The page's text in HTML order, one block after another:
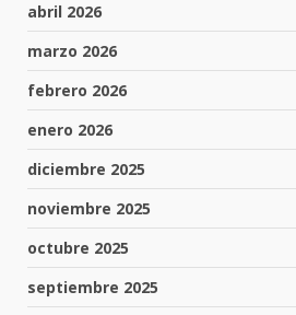
abril 2026
marzo 2026
febrero 2026
enero 2026
diciembre 2025
noviembre 2025
octubre 2025
septiembre 2025